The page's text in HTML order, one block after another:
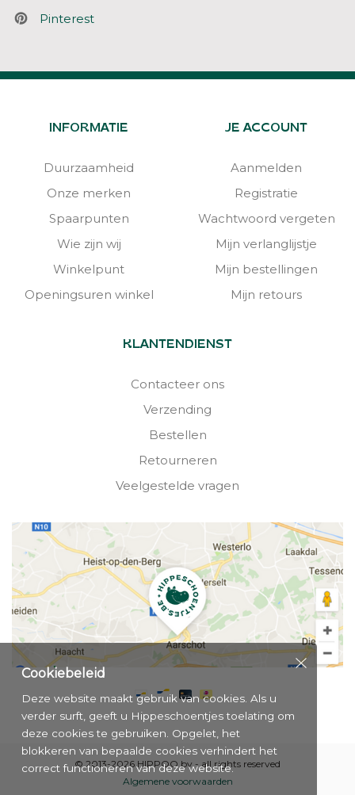
Pinterest
INFORMATIE
Duurzaamheid
Onze merken
Spaarpunten
Wie zijn wij
Winkelpunt
Openingsuren winkel
JE ACCOUNT
Aanmelden
Registratie
Wachtwoord vergeten
Mijn verlanglijstje
Mijn bestellingen
Mijn retours
KLANTENDIENST
Contacteer ons
Verzending
Bestellen
Retourneren
Veelgestelde vragen
© 2013-2026 HIPPOO bv - all rights reserved
Algemene voorwaarden
Cookiebeleid
Deze website maakt gebruik van cookies. Als u
verder surft, geeft u Hippeschoentjes toelating om
deze cookies te gebruiken. Opgelet, het
blokkeren van bepaalde cookies verhindert het
correct functioneren van deze website.